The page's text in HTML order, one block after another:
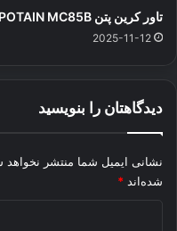
تاور کرین پتن POTAIN MC85B
2025-11-12
دیدگاهتان را بنویسید
نشانی ایمیل شما منتشر نخواهد
شده‌اند *